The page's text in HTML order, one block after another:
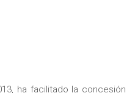
ha facilitado la concesión